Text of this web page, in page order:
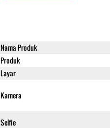
Nama Produk
Produk
Layar
Kamera
Selfie